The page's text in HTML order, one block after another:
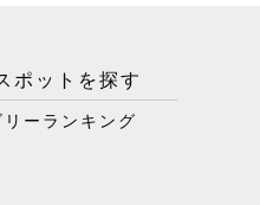
ポットを探す
ーランキング